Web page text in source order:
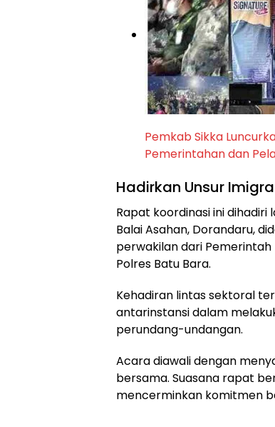
Pemkab Sikka
Pemerintahan dan
Hadirkan Unsur
Rapat koordinasi ini dihadiri
Balai Asahan, Dorandaru,
perwakilan dari Pemerintah
Polres Batu Bara.
Kehadiran lintas sektoral
antarinstansi dalam
perundang-undangan.
Acara diawali dengan
bersama. Suasana rapat
mencerminkan komitmen